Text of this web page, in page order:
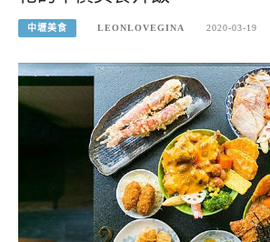
中壢美食 LEONLOVEGINA 2020-03-19